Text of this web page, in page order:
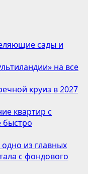
сады и
на все
круиз в 2027
квартир с
быстро
из главных
с фондового